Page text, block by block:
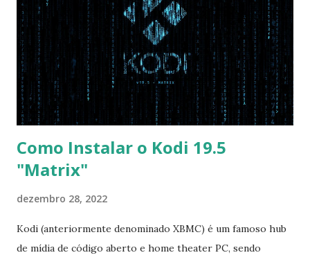
opção garante boot com Win e Linux) Boot > Boot Priority
Order USB HDD: SATA CD: SATA HDD: Essa ordem de boot
vai garantir que ele tente primeiro o boot pela USB, depois
pelo CD e por último no HD. Apenas as opções acima são
as necessá...
Como Instalar o Kodi 19.5
"Matrix"
dezembro 28, 2022
Kodi (anteriormente denominado XBMC) é um famoso hub
de mídia de código aberto e home theater PC, sendo